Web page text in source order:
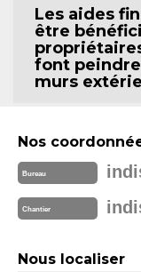
Les aides
être
font
murs
Nos
Bureau
Chantier
Nous localiser